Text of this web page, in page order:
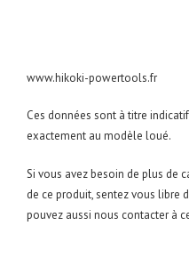
www.hikoki-powertools.fr
Ces données sont à titre
exactement au modèle loué.
Si vous avez besoin de plus de
de ce produit, sentez vous libre
pouvez aussi nous contacter à